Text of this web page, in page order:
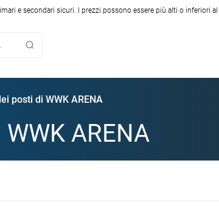
e secondari sicuri. I prezzi possono essere più alti o inferiori
posti di WWK ARENA
ARENA